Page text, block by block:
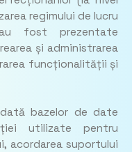
regimului de lucru
fost prezentate
și administrarea
funcționalității și
bazelor de date
utilizate pentru
acordarea suportului